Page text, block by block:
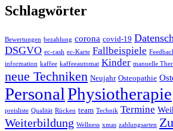
Schlagwörter
Bewertungen bezahlung corona covid-19
DSGVO ec-cash ec-Karte Fallbeispiele
information kaffee kaffeeautomat Kinder manuelle
neue Techniken Neujahr Osteopathie
PersonalPhysiotherapie
preisliste Qualität Rücken team Technik Termine
Weiterbildung Wellness xmas zahlungsarten